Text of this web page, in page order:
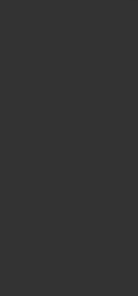
スカートセット
TO SEE MORE OPTIONS